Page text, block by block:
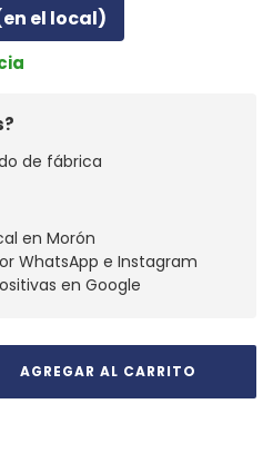
el local)
de fábrica
en Morón
WhatsApp e Instagram
en Google